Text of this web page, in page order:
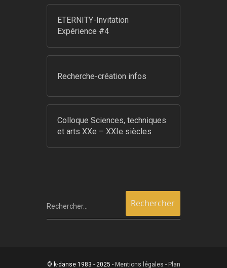
ETERNITY-Invitation
Expérience #4
Recherche-création infos
Colloque Sciences, techniques
et arts XXe – XXIe siècles
Rechercher…
© k-danse 1983 - 2025 - Mentions légales - Plan